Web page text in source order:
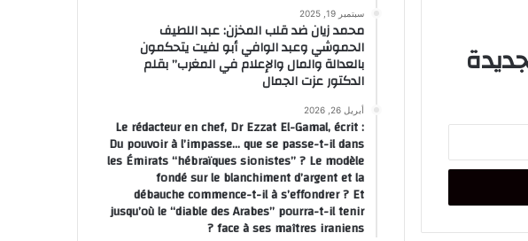
سبتمبر 19, 2025
محمد زيان ضد قلب المخزن: عبد اللطيف
الحموشي وعبد الوافي أبو لفيت يتحكمون
بالعدالة والمال والإعلام في المغرب” بقلم
الدكتور عزت الجمال
أبريل 26, 2026
Le rédacteur en chef, Dr Ezzat El-Gamal, écrit :
Du pouvoir à l’impasse… que se passe-t-il dans
les Émirats “hébraïques sionistes” ? Le modèle
fondé sur le blanchiment d’argent et la
débauche commence-t-il à s’effondrer ? Et
jusqu’où le “diable des Arabes” pourra-t-il tenir
face à ses maîtres iraniens ?